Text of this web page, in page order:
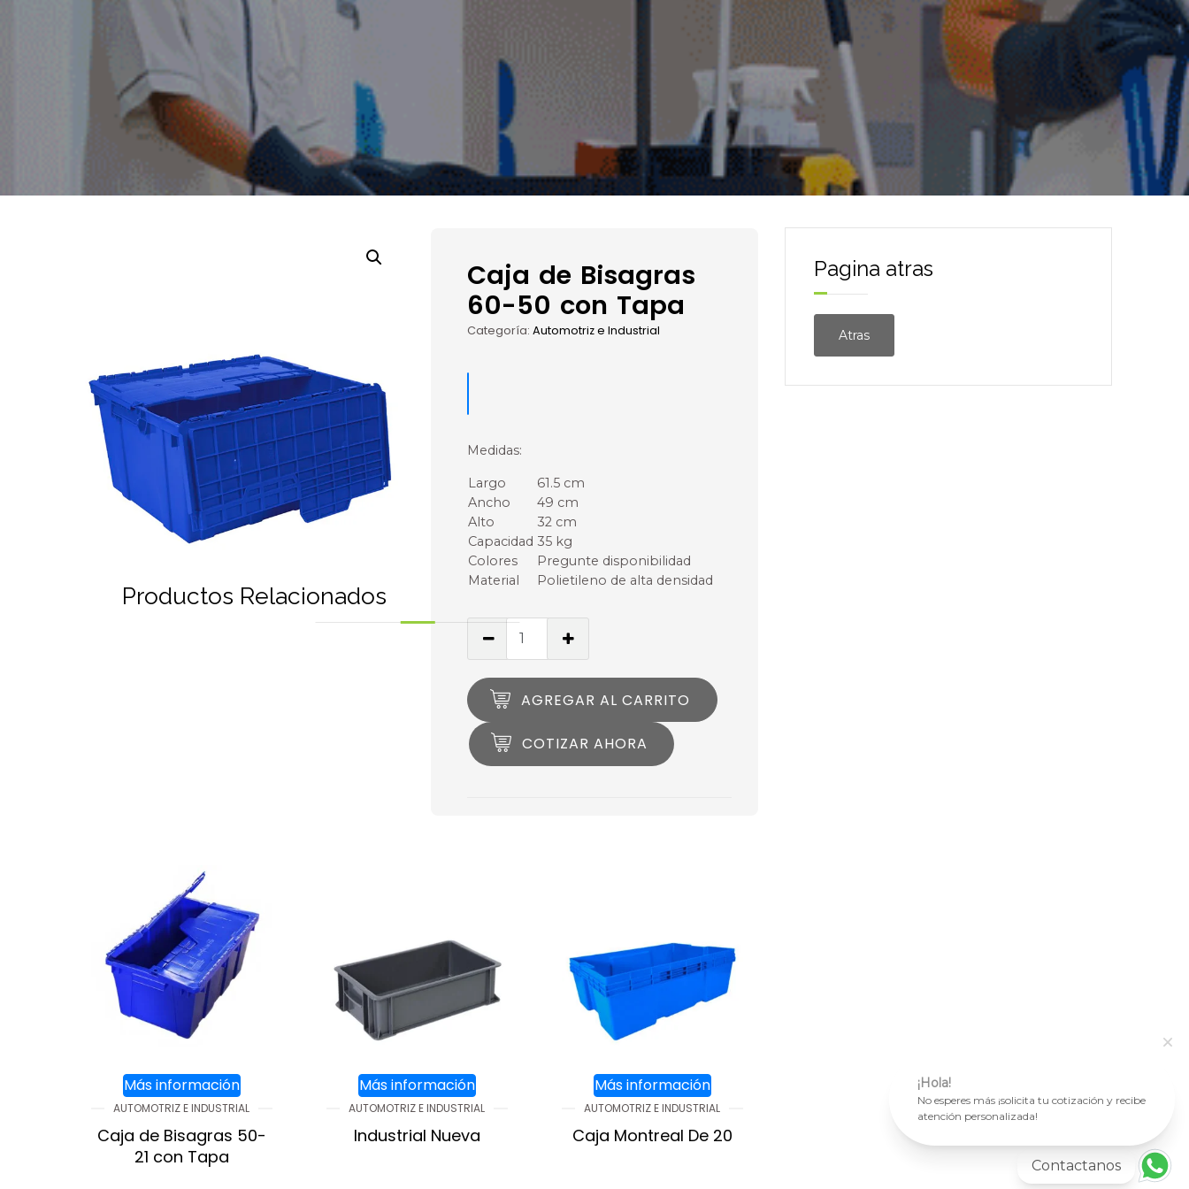
Caja de Bisagras
60-50 con Tapa
Categoría:Automotriz e Industrial
Medidas:
Largo
61.5 cm
Ancho
49 cm
Alto
32 cm
Capacidad 35 kg
Colores
Pregunte disponibilidad
Material
Polietileno de alta densidad
AGREGAR AL CARRITO
COTIZAR AHORA
Productos Relacionados
Más información
AUTOMOTRIZ E INDUSTRIAL
Caja de Bisagras 50-
21 con Tapa
Más información
AUTOMOTRIZ E INDUSTRIAL
Industrial Nueva
Más información
AUTOMOTRIZ E INDUSTRIAL
Caja Montreal De 20
Pagina atras
¡Hola!
No esperes más ¡solicita tu cotización y recibe
atención personalizada!
Contactanos